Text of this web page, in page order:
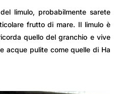
limulo, probabilmente sarete
frutto di mare. Il limulo è
quello del granchio e vive
acque pulite come quelle di Ha